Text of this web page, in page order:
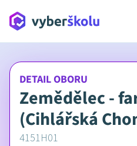
DETAIL OBORU
Zemědělec -
(Cihlářská
4151H01